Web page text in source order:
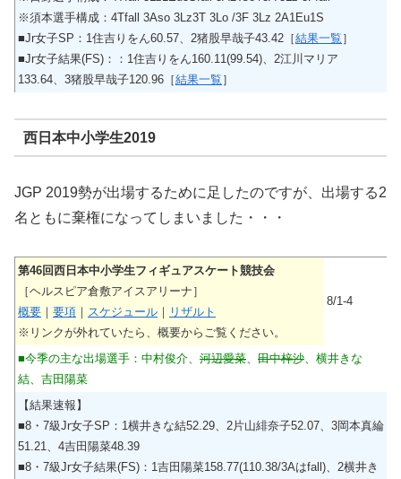
※須本選手構成：4Tfall 3Aso 3Lz3T 3Lo /3F 3Lz 2A1Eu1S
■Jr女子SP：1住吉りをん60.57、2猪股早哉子43.42［結果一覧 ］
■Jr女子結果(FS)：：1住吉りをん160.11(99.54)、2江川マリア
133.64、3猪股早哉子120.96［結果一覧 ］
西日本中小学生2019
JGP 2019勢が出場するために足したのですが、出場する2
名ともに棄権になってしまいました・・・
第46回西日本中小学生フィギュアスケート競技会
［ヘルスピア倉敷アイスアリーナ］
概要 ｜ 要項 ｜ スケジュール ｜ リザルト
※リンクが外れていたら、概要からご覧ください。
8/1-4
■今季の主な出場選手：中村俊介、 河辺愛菜 田中梓沙 、横井きな
結、吉田陽菜
【結果速報】
■8・7級Jr女子SP：1横井きな結52.29、2片山緋奈子52.07、3岡本真綸
51.21、4吉田陽菜48.39
■8・7級Jr女子結果(FS)：1吉田陽菜158.77(110.38/3Aはfall)、2横井き